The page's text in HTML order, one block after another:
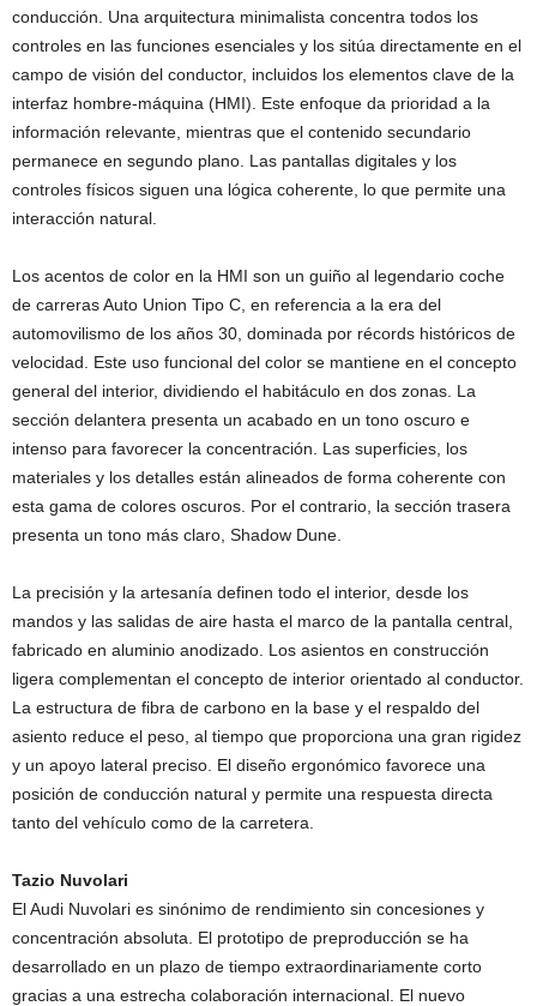
conducción. Una arquitectura minimalista concentra todos los
controles en las funciones esenciales y los sitúa directamente en el
campo de visión del conductor, incluidos los elementos clave de la
interfaz hombre-máquina (HMI). Este enfoque da prioridad a la
información relevante, mientras que el contenido secundario
permanece en segundo plano. Las pantallas digitales y los
controles físicos siguen una lógica coherente, lo que permite una
interacción natural.
Los acentos de color en la HMI son un guiño al legendario coche
de carreras Auto Union Tipo C, en referencia a la era del
automovilismo de los años 30, dominada por récords históricos de
velocidad. Este uso funcional del color se mantiene en el concepto
general del interior, dividiendo el habitáculo en dos zonas. La
sección delantera presenta un acabado en un tono oscuro e
intenso para favorecer la concentración. Las superficies, los
materiales y los detalles están alineados de forma coherente con
esta gama de colores oscuros. Por el contrario, la sección trasera
presenta un tono más claro, Shadow Dune.
La precisión y la artesanía definen todo el interior, desde los
mandos y las salidas de aire hasta el marco de la pantalla central,
fabricado en aluminio anodizado. Los asientos en construcción
ligera complementan el concepto de interior orientado al conductor.
La estructura de fibra de carbono en la base y el respaldo del
asiento reduce el peso, al tiempo que proporciona una gran rigidez
y un apoyo lateral preciso. El diseño ergonómico favorece una
posición de conducción natural y permite una respuesta directa
tanto del vehículo como de la carretera.
Tazio Nuvolari
El Audi Nuvolari es sinónimo de rendimiento sin concesiones y
concentración absoluta. El prototipo de preproducción se ha
desarrollado en un plazo de tiempo extraordinariamente corto
gracias a una estrecha colaboración internacional. El nuevo